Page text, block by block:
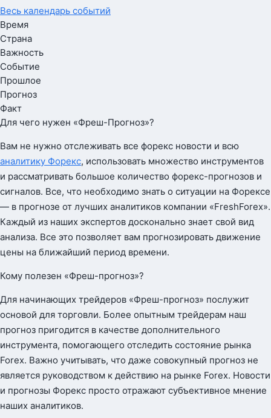
Весь календарь событий
Время
Страна
Важность
Событие
Прошлое
Прогноз
Факт
Для чего нужен «Фреш-Прогноз»?
Вам не нужно отслеживать все форекс новости и всю
аналитику Форекс, использовать множество инструментов
и рассматривать большое количество форекс-прогнозов и
сигналов. Все, что необходимо знать о ситуации на Форексе
— в прогнозе от лучших аналитиков компании «FreshForex».
Каждый из наших экспертов досконально знает свой вид
анализа. Все это позволяет вам прогнозировать движение
цены на ближайший период времени.
Кому полезен «Фреш-прогноз»?
Для начинающих трейдеров «Фреш-прогноз» послужит
основой для торговли. Более опытным трейдерам наш
прогноз пригодится в качестве дополнительного
инструмента, помогающего отследить состояние рынка
Forex. Важно учитывать, что даже совокупный прогноз не
является руководством к действию на рынке Forex. Новости
и прогнозы Форекс просто отражают субъективное мнение
наших аналитиков.